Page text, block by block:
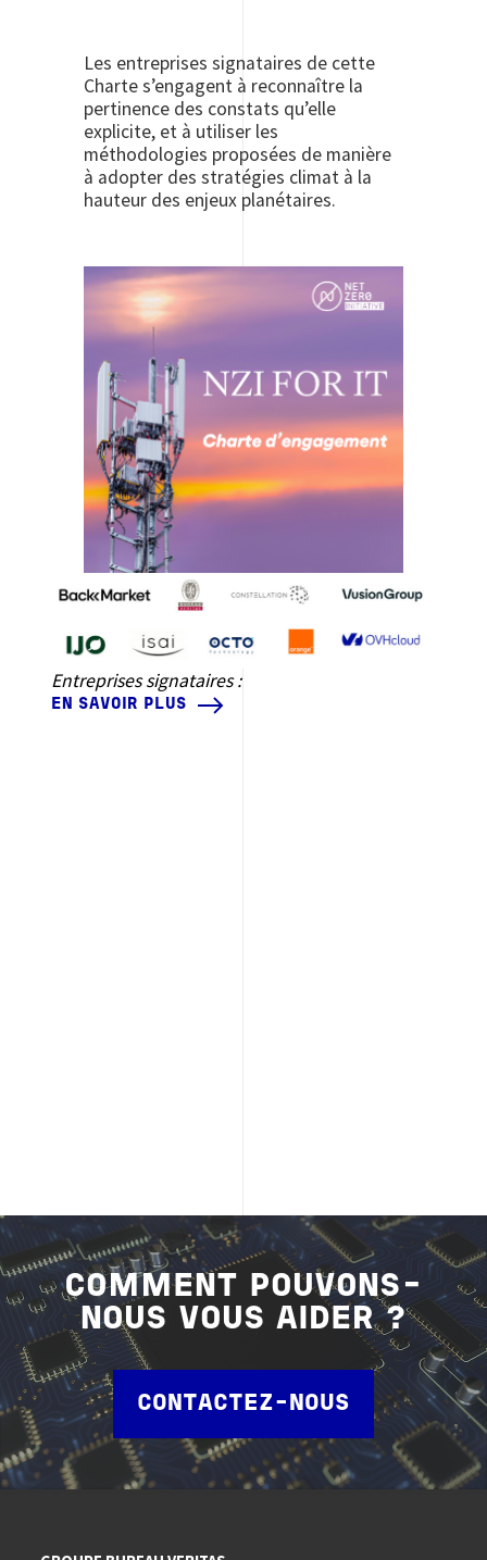
Les entreprises signataires de cette
Charte s’engagent à reconnaître la
pertinence des constats qu’elle
explicite, et à utiliser les
méthodologies proposées de manière
à adopter des stratégies climat à la
hauteur des enjeux planétaires.
TÉLÉCHARGER LA CHARTE
Entreprises signataires :
EN SAVOIR PLUS
COMMENT POUVONS-
NOUS VOUS AIDER ?
CONTACTEZ-NOUS